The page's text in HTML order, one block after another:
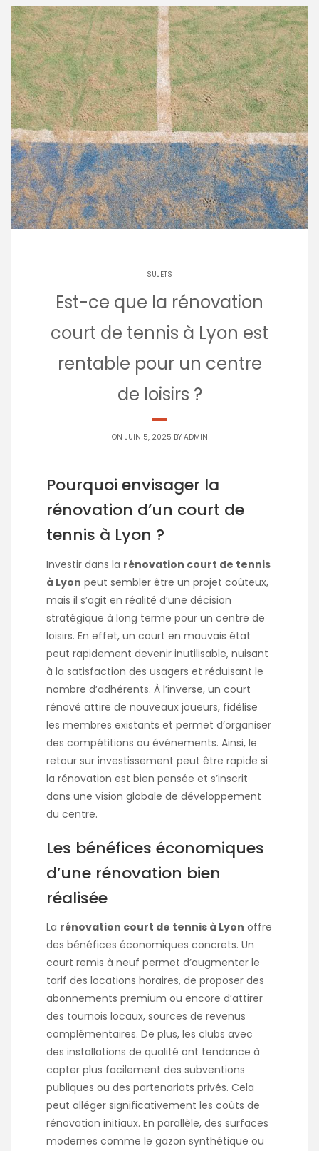
SUJETS
Est-ce que la rénovation
court de tennis à Lyon est
rentable pour un centre
de loisirs ?
ON JUIN 5, 2025 BY ADMIN
Pourquoi envisager la
rénovation d’un court de
tennis à Lyon ?
Investir dans la rénovation court de tennis
à Lyon peut sembler être un projet coûteux,
mais il s’agit en réalité d’une décision
stratégique à long terme pour un centre de
loisirs. En effet, un court en mauvais état
peut rapidement devenir inutilisable, nuisant
à la satisfaction des usagers et réduisant le
nombre d’adhérents. À l’inverse, un court
rénové attire de nouveaux joueurs, fidélise
les membres existants et permet d’organiser
des compétitions ou événements. Ainsi, le
retour sur investissement peut être rapide si
la rénovation est bien pensée et s’inscrit
dans une vision globale de développement
du centre.
Les bénéfices économiques
d’une rénovation bien
réalisée
La rénovation court de tennis à Lyon offre
des bénéfices économiques concrets. Un
court remis à neuf permet d’augmenter le
tarif des locations horaires, de proposer des
abonnements premium ou encore d’attirer
des tournois locaux, sources de revenus
complémentaires. De plus, les clubs avec
des installations de qualité ont tendance à
capter plus facilement des subventions
publiques ou des partenariats privés. Cela
peut alléger significativement les coûts de
rénovation initiaux. En parallèle, des surfaces
modernes comme le gazon synthétique ou